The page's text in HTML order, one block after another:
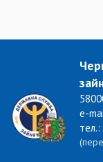
e-